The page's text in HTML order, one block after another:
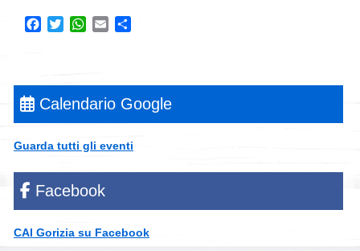
Facebook
TwitterWhatsApp
Email
Calendario Google
Guarda tutti gli eventi
Facebook
CAI Gorizia su Facebook